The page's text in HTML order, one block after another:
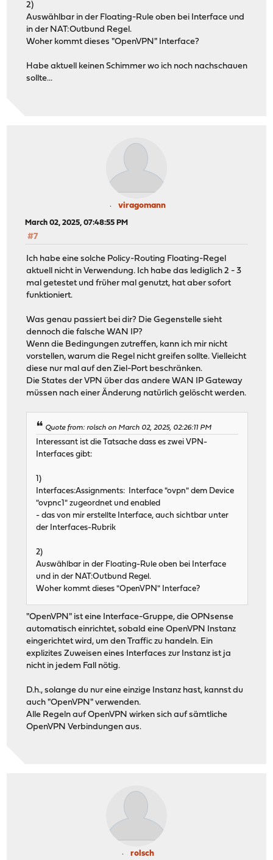
2)
Auswählbar in der Floating-Rule oben bei Interface und
in der NAT:Outbund Regel.
Woher kommt dieses "OpenVPN" Interface?
Habe aktuell keinen Schimmer wo ich noch nachschauen
sollte...
viragomann
March 02, 2025, 07:48:55 PM
#7
Ich habe eine solche Policy-Routing Floating-Regel
aktuell nicht in Verwendung. Ich habe das lediglich 2 - 3
mal getestet und früher mal genutzt, hat aber sofort
funktioniert.
Was genau passiert bei dir? Die Gegenstelle sieht
dennoch die falsche WAN IP?
Wenn die Bedingungen zutreffen, kann ich mir nicht
vorstellen, warum die Regel nicht greifen sollte. Vielleicht
diese nur mal auf den Ziel-Port beschränken.
Die States der VPN über das andere WAN IP Gateway
müssen nach einer Änderung natürlich gelöscht werden.
Quote from: rolsch on March 02, 2025, 02:26:11 PM
Interessant ist die Tatsache dass es zwei VPN-
Interfaces gibt:
1)
Interfaces:Assignments: Interface "ovpn" dem Device
"ovpnc1" zugeordnet und enabled
- das von mir erstellte Interface, auch sichtbar unter
der Interfaces-Rubrik
2)
Auswählbar in der Floating-Rule oben bei Interface
und in der NAT:Outbund Regel.
Woher kommt dieses "OpenVPN" Interface?
"OpenVPN" ist eine Interface-Gruppe, die OPNsense
automatisch einrichtet, sobald eine OpenVPN Instanz
eingerichtet wird, um den Traffic zu handeln. Ein
explizites Zuweisen eines Interfaces zur Instanz ist ja
nicht in jedem Fall nötig.
D.h., solange du nur eine einzige Instanz hast, kannst du
auch "OpenVPN" verwenden.
Alle Regeln auf OpenVPN wirken sich auf sämtliche
OpenVPN Verbindungen aus.
rolsch